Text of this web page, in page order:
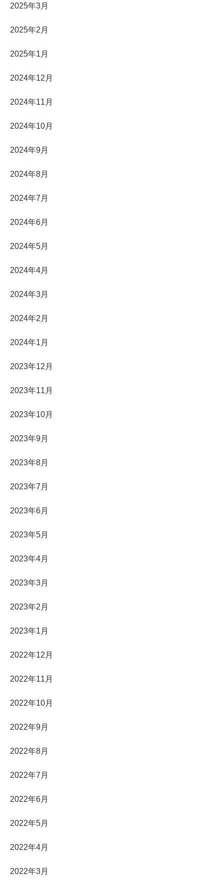
2025年3月
2025年2月
2025年1月
2024年12月
2024年11月
2024年10月
2024年9月
2024年8月
2024年7月
2024年6月
2024年5月
2024年4月
2024年3月
2024年2月
2024年1月
2023年12月
2023年11月
2023年10月
2023年9月
2023年8月
2023年7月
2023年6月
2023年5月
2023年4月
2023年3月
2023年2月
2023年1月
2022年12月
2022年11月
2022年10月
2022年9月
2022年8月
2022年7月
2022年6月
2022年5月
2022年4月
2022年3月